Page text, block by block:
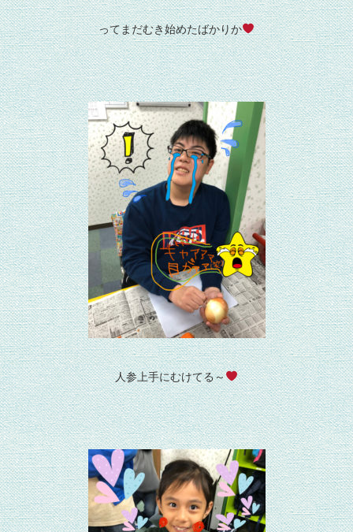
ってまだむき始めたばかりか
人参上手にむけてる～